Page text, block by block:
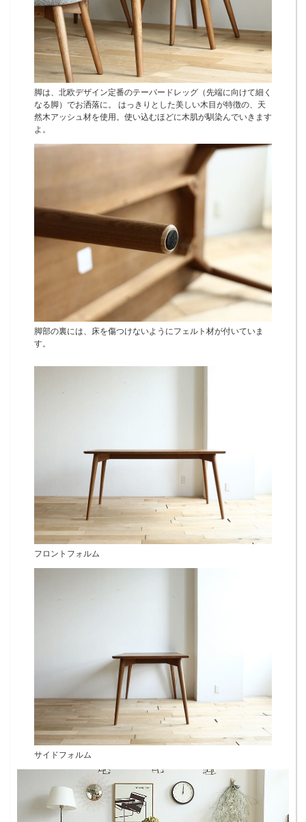
脚は、北欧デザイン定番のテーパードレッグ（先端に向けて細く
なる脚）でお洒落に。 はっきりとした美しい木目が特徴の、天
然木アッシュ材を使用。使い込むほどに木肌が馴染んでいきます
よ。
脚部の裏には、床を傷つけないようにフェルト材が付いていま
す。
フロントフォルム
サイドフォルム